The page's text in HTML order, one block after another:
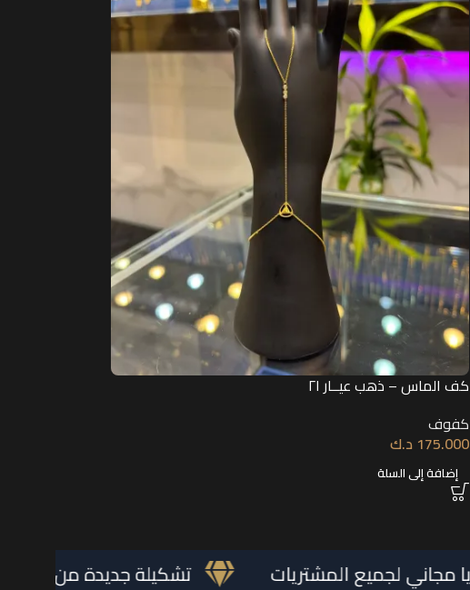
كف الماس – ذهب عيــار ٢١
كفوف
175.000 د.ك
إضافة إلى السلة
تغليف هدايا مجاني لجميع المشتريات تشكيلة